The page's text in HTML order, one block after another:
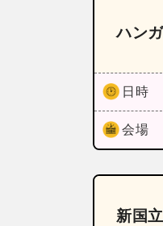
ハン
日時
会場
新国